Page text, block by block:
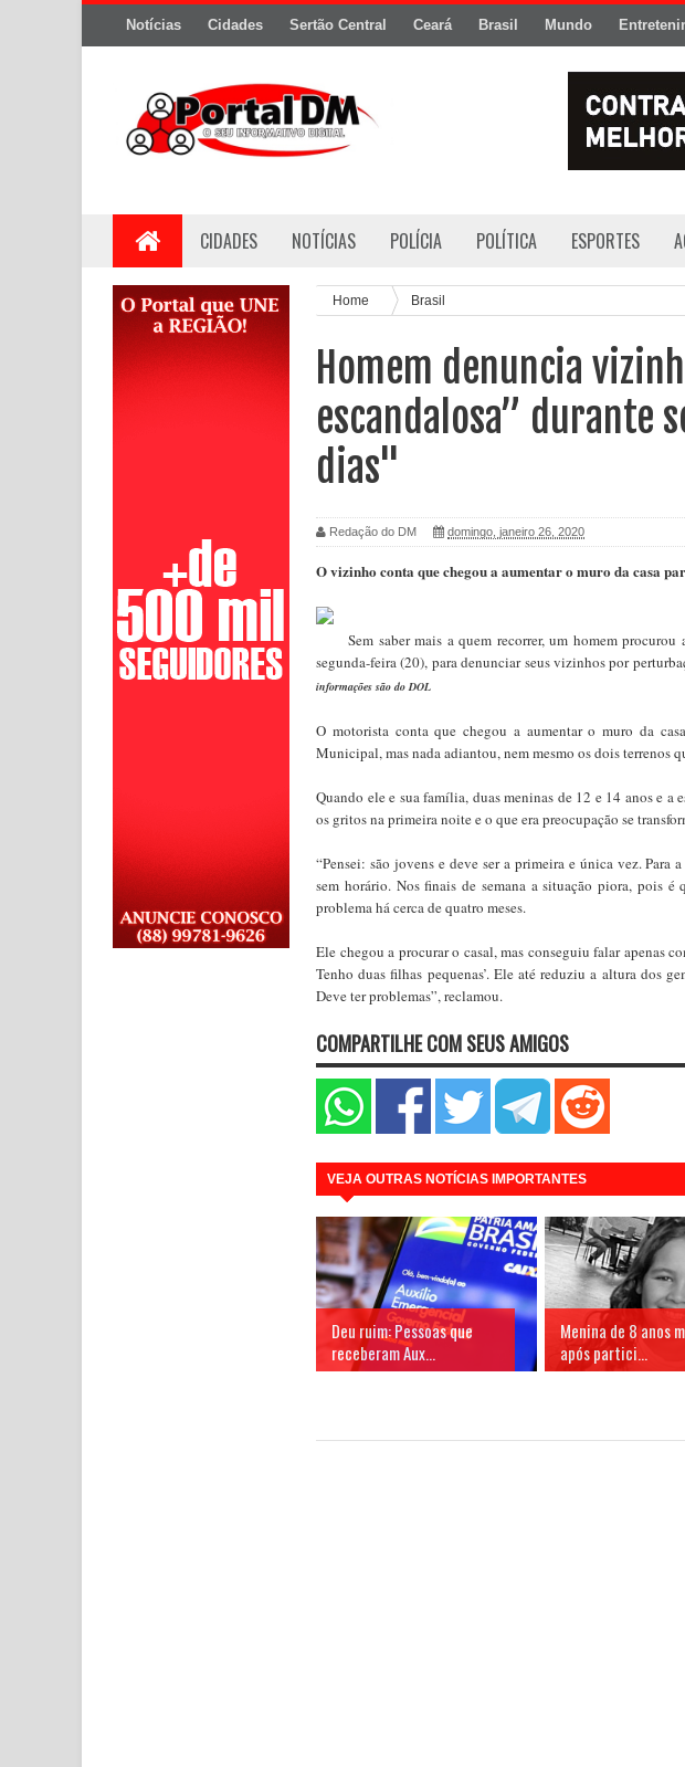
Notícias Cidades Sertão Central Ceará Brasil Mundo
CIDADES NOTÍCIAS POLÍCIA POLÍTICA ESPORTES
Home Brasil
Homem denuncia
escandalosa” durante
dias"
Redação do DM domingo, janeiro 26, 2020
O vizinho conta que chegou a aumentar o muro da casa
Sem saber mais a quem recorrer, um homem
segunda-feira (20), para denunciar seus vizinhos por
informações são do DOL
O motorista conta que chegou a aumentar o muro da
Municipal, mas nada adiantou, nem mesmo os dois terrenos
Quando ele e sua família, duas meninas de 12 e 14 anos e a
os gritos na primeira noite e o que era preocupação se
“Pensei: são jovens e deve ser a primeira e única vez. Para
sem horário. Nos finais de semana a situação piora, pois é
problema há cerca de quatro meses.
Ele chegou a procurar o casal, mas conseguiu falar apenas
Tenho duas filhas pequenas’. Ele até reduziu a altura dos
Deve ter problemas”, reclamou.
COMPARTILHE COM SEUS AMIGOS
VEJA OUTRAS NOTÍCIAS IMPORTANTES
Deu ruim: Pessoas que
receberam Aux...
Menina de 8 anos
após partici...